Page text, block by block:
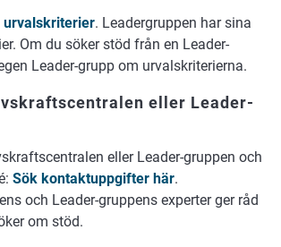
urvalskriterier. Leadergruppen har sina
Om du söker stöd från en Leader-
Leader-grupp om urvalskriterierna.
eller Leader-
eller Leader-gruppen och
Sök kontaktuppgifter här.
och Leader-gruppens experter ger råd
om stöd.